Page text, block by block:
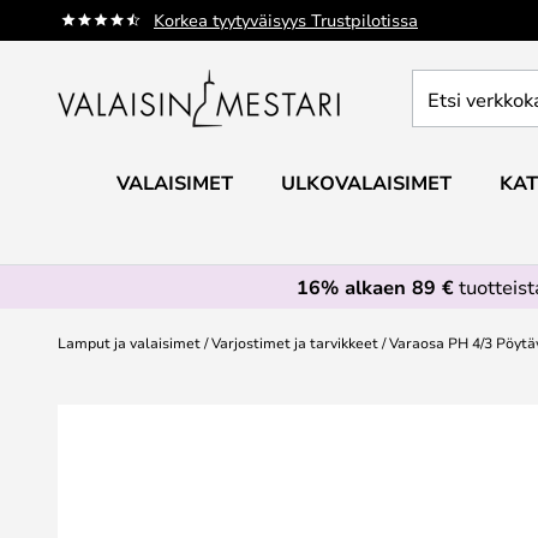
Korkea tyytyväisyys Trustpilotissa
Skip
to
verkkokaupan
VALAISIMET ULKOVALAISIMET
16% alkaen 89 €
Lamput ja valaisimet Varjostimet ja tarvikkeet Varaosa PH 4/3